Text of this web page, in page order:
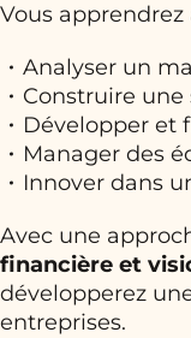
Vous apprendrez
Analyser un
Construire
Développer et
Manager des
Innover dans
Avec une
financière et
développerez
entreprises.